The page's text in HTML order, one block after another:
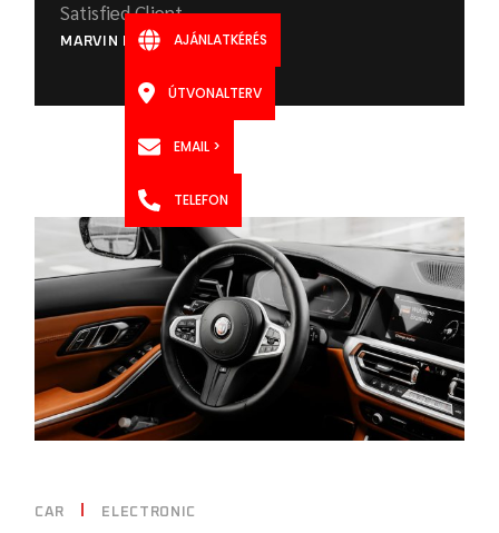
Satisfied Client
MARVIN DEAN
CAR ELECTRONIC
AJÁNLATKÉRÉS
ÚTVONALTERV
EMAIL >
TELEFON